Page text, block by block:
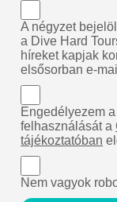
A négyzet
a Dive Hard
híreket kapjak
elsősorban e-
Engedélyezem
felhasználását a
tájékoztatóban
Nem vagyok